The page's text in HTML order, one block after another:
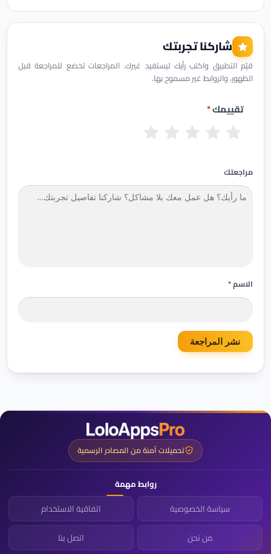
شاركنا تجربتك
قيّم التطبيق واكتب رأيك ليستفيد غيرك. المراجعات تخضع للمراجعة قبل
الظهور، والروابط غير مسموح بها.
تقييمك*
م
ا
ز
ج
ج
دً
م
و
ل
ض
ف
س
ئ
مراجعتك
الاسم *
تحميلات آمنة من المصادر الرسمية
روابط مهمة
سياسة الخصوصية
اتفاقية الاستخدام
من نحن
اتصل بنا